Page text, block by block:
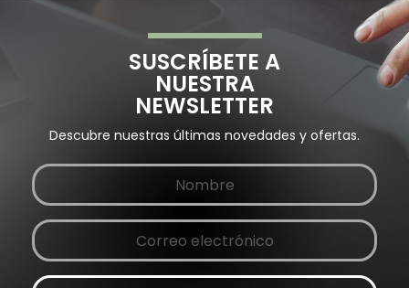
SUSCRÍBETE A
NUESTRA
NEWSLETTER
Descubre nuestras últimas novedades y ofertas.